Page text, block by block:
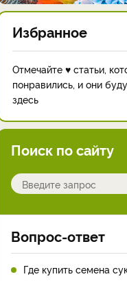
Избранное
Отмечайте ♥ статьи,
понравились, и они
здесь
Поиск по сайту
Вопрос-ответ
Где купить семена